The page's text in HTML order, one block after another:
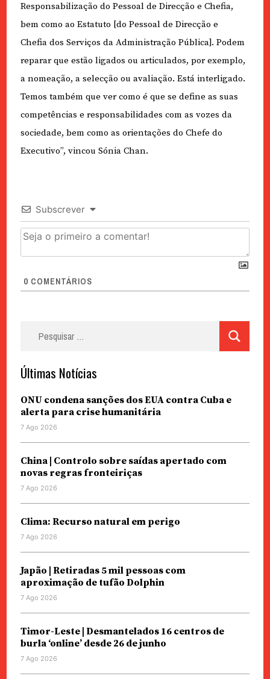
Responsabilização do Pessoal de Direcção e Chefia,
bem como ao Estatuto [do Pessoal de Direcção e
Chefia dos Serviços da Administração Pública]. Podem
reparar que estão ligados ou articulados, por exemplo,
a nomeação, a selecção ou avaliação. Está interligado.
Temos também que ver como é que se define as suas
competências e responsabilidades com as vozes da
sociedade, bem como as orientações do Chefe do
Executivo”, vincou Sónia Chan.
Subscrever
0 COMENTÁRIOS
Últimas Notícias
ONU condena sanções dos EUA contra Cuba e
alerta para crise humanitária
7 Ago 2026
China | Controlo sobre saídas apertado com
novas regras fronteiriças
7 Ago 2026
Clima: Recurso natural em perigo
7 Ago 2026
Japão | Retiradas 5 mil pessoas com
aproximação de tufão Dolphin
7 Ago 2026
Timor-Leste | Desmantelados 16 centros de
burla ‘online’ desde 26 de junho
7 Ago 2026